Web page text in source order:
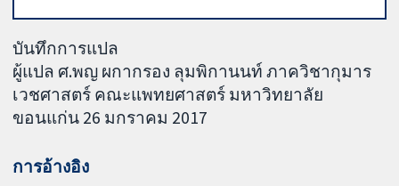
บันทึกการแปล
ผู้แปล ศ.พญ ผกากรอง ลุมพิกานนท์ ภาควิชากุมาร
เวชศาสตร์ คณะแพทยศาสตร์ มหาวิทยาลัย
ขอนแก่น 26 มกราคม 2017
การอ้างอิง